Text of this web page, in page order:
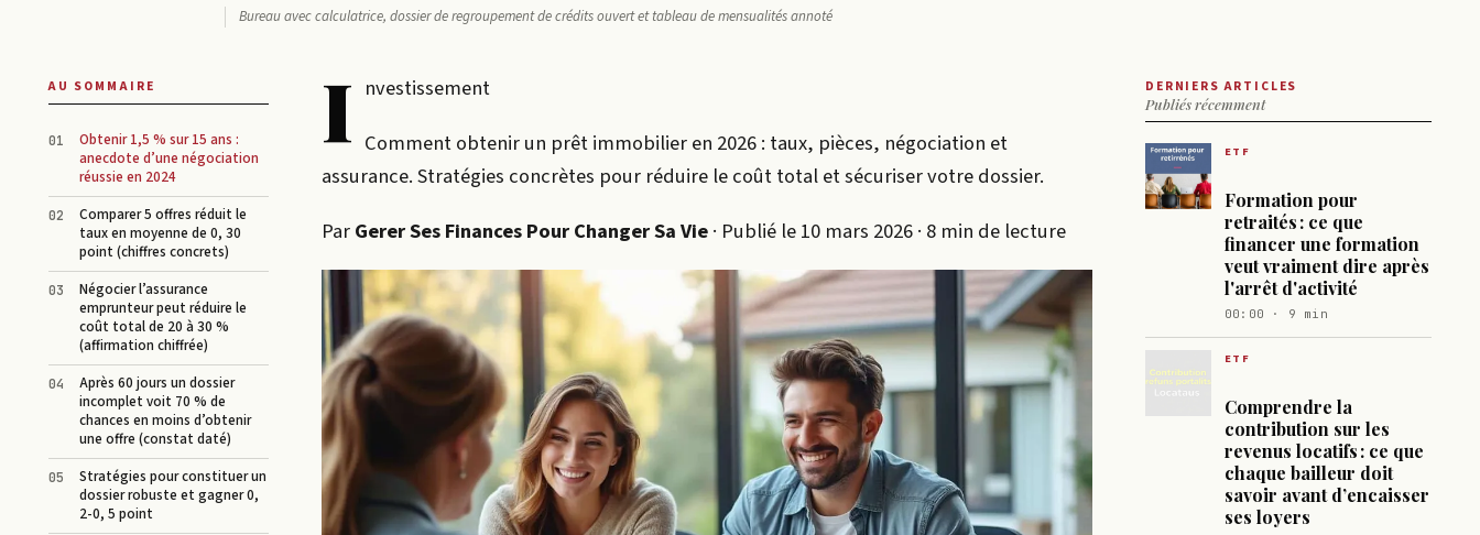
Bureau avec calculatrice, dossier de regroupement de crédits ouvert et tableau de mensualités annoté
AU SOMMAIRE
Obtenir 1,5 % sur 15 ans :
anecdote d’une négociation
réussie en 2024
Comparer 5 offres réduit le
taux en moyenne de 0, 30
point (chiffres concrets)
Négocier l’assurance
emprunteur peut réduire le
coût total de 20 à 30 %
(affirmation chiffrée)
Après 60 jours un dossier
incomplet voit 70 % de
chances en moins d’obtenir
une offre (constat daté)
Stratégies pour constituer un
dossier robuste et gagner 0,
2-0, 5 point
I nvestissement
Comment obtenir un prêt immobilier en 2026 : taux, pièces, négociation et
assurance. Stratégies concrètes pour réduire le coût total et sécuriser votre dossier.
ParGerer Ses Finances Pour Changer Sa Vie· Publié le 10 mars 2026 · 8 min de lecture
DERNIERS ARTICLES
Publiés récemment
ETF
Formation pour
retraités : ce que
financer une formation
veut vraiment dire après
l'arrêt d'activité
00:00 · 9 min
ETF
Comprendre la
contribution sur les
revenus locatifs : ce que
chaque bailleur doit
savoir avant d’encaisser
ses loyers